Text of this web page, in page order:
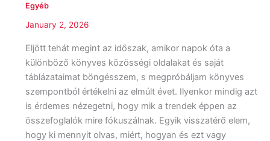
Egyéb
January 2, 2026
Eljött tehát megint az időszak, amikor napok óta a
különböző könyves közösségi oldalakat és saját
táblázataimat böngésszem, s megpróbáljam könyves
szempontból értékelni az elmúlt évet. Ilyenkor mindig azt
is érdemes nézegetni, hogy mik a trendek éppen az
összefoglalók mire fókuszálnak. Egyik visszatérő elem,
hogy ki mennyit olvas, miért, hogyan és ezt vagy